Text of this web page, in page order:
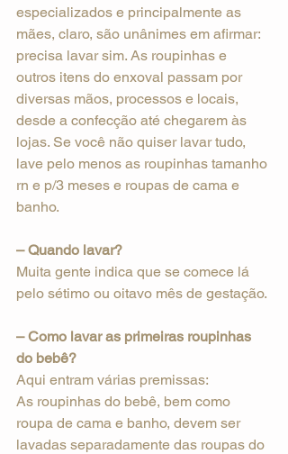
especializados e principalmente as
mães, claro, são unânimes em afirmar:
precisa lavar sim. As roupinhas e
outros itens do enxoval passam por
diversas mãos, processos e locais,
desde a confecção até chegarem às
lojas. Se você não quiser lavar tudo,
lave pelo menos as roupinhas tamanho
rn e p/3 meses e roupas de cama e
banho.
– Quando lavar?
Muita gente indica que se comece lá
pelo sétimo ou oitavo mês de gestação.
– Como lavar as primeiras roupinhas
do bebê?
Aqui entram várias premissas:
As roupinhas do bebê, bem como
roupa de cama e banho, devem ser
lavadas separadamente das roupas do